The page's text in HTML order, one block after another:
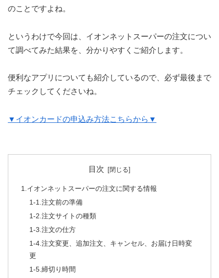
のことですよね。
というわけで今回は、イオンネットスーパーの注文につい
て調べてみた結果を、分かりやすくご紹介します。
便利なアプリについても紹介しているので、必ず最後まで
チェックしてくださいね。
▼イオンカードの申込み方法こちらから▼
目次
1.イオンネットスーパーの注文に関する情報
1-1.注文前の準備
1-2.注文サイトの種類
1-3.注文の仕方
1-4.注文変更、追加注文、キャンセル、お届け日時変
更
1-5.締切り時間